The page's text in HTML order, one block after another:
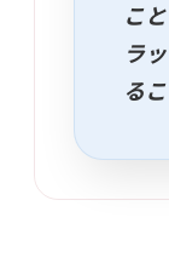
こ
ラ
る